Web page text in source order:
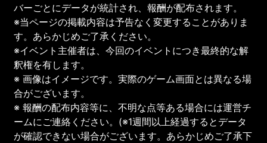
バーごとにデータが統計され、報酬が配布されます。
※当ページの掲載内容は予告なく変更することがありま
す。あらかじめご了承ください。
※イベント主催者は、今回のイベントにつき最終的な解
釈権を有します。
※ 画像はイメージです。実際のゲーム画面とは異なる場
合がございます。
※ 報酬の配布内容等に、不明な点等ある場合には運営チ
ームにご連絡ください。(※1週間以上経過するとデータ
が確認できない場合がございます。あらかじめご了承下